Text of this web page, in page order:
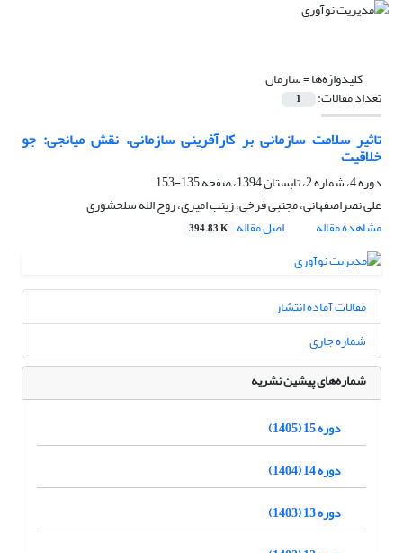
کلیدواژه‌ها =سازمان
تعداد مقالات: 1
تاثیر سلامت سازمانی بر کارآفرینی سازمانی، نقش میانجی: جو
خلاقیت
دوره 4، شماره 2، تابستان 1394، صفحه
135-153
علی نصراصفهانی، مجتبی فرخی، زینب امیری، روح الله سلحشوری
مشاهده مقاله
اصل مقاله 394.83 K
مقالات آماده انتشار
شماره جاری
شماره‌های پیشین نشریه
دوره 15 (1405)
دوره 14 (1404)
دوره 13 (1403)